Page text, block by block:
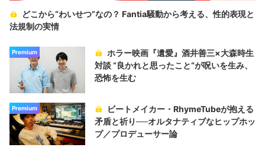
どこから“わいせつ”なの？ Fantia騒動から考える、性的表現と
法規制の実情
Premium
ホラー映画『遺愛』酒井善三×大森時生
対談 “良かれと思ったこと“が呪いを生み、
恐怖を生む
Premium
ビートメイカー・RhymeTubeが抱える
矛盾と祈り──オルタナティブなヒップホッ
プ／プロデューサー論